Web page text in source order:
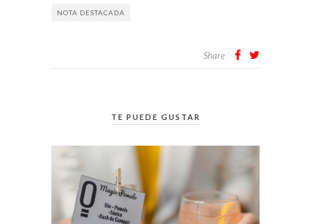
NOTA DESTACADA
Share
TE PUEDE GUSTAR